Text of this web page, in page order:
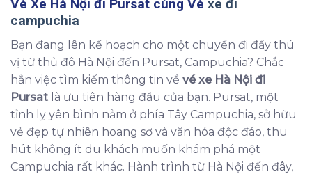
Vé Xe Hà Nội đi Pursat cùng Vé xe đi
campuchia
Bạn đang lên kế hoạch cho một chuyến đi đầy thú
vị từ thủ đô Hà Nội đến Pursat, Campuchia? Chắc
hẳn việc tìm kiếm thông tin về vé xe Hà Nội đi
Pursat là ưu tiên hàng đầu của bạn. Pursat, một
tỉnh lỵ yên bình nằm ở phía Tây Campuchia, sở hữu
vẻ đẹp tự nhiên hoang sơ và văn hóa độc đáo, thu
hút không ít du khách muốn khám phá một
Campuchia rất khác. Hành trình từ Hà Nội đến đây,